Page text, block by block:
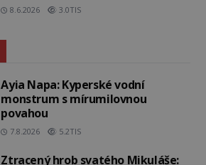
8.6.2026 3.0TIS
Ayia Napa: Kyperské vodní
monstrum s mírumilovnou
povahou
7.8.2026 5.2TIS
Ztracený hrob svatého Mikuláše: